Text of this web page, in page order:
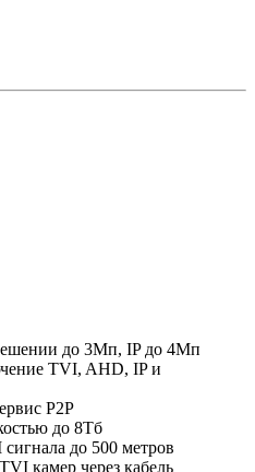
до 3Мп, IP до 4Мп
TVI, AHD, IP и
Р2Р
до 8Тб
до 500 метров
камер через кабель